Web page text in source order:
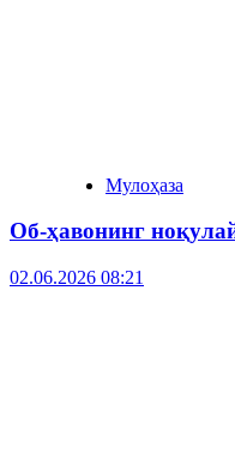
Мулоҳаза
Об-ҳавонинг
02.06.2026 08:21